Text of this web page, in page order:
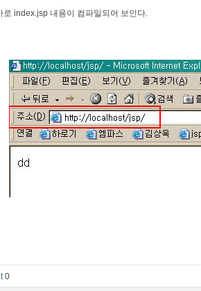
로 index.jsp 내용이 컴파일되어 보인다.
0